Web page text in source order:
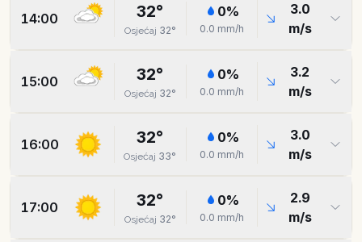
14:00 32°
Osjećaj 32°
0%
0.0 mm/h
3.0
m/s
15:00 32°
Osjećaj 32°
0%
0.0 mm/h
3.2
m/s
16:00 32°
Osjećaj 33°
0%
0.0 mm/h
3.0
m/s
17:00 32°
Osjećaj 32°
0%
0.0 mm/h
2.9
m/s